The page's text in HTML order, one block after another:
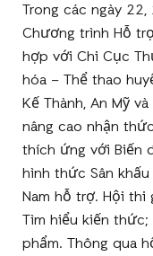
Trong các ngày
Chương trình Hỗ
hợp với Chi Cục
hóa – Thể thao
Kế Thành, An Mỹ
nâng cao nhận
thích ứng với Biến
hình thức Sân
Nam hỗ trợ. Hội
Tìm hiểu kiến
phẩm. Thông qua